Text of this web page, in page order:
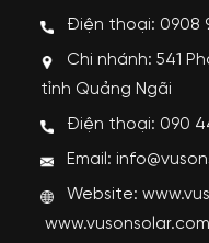
Điện thoại: 0908
Chi nhánh: 541
tỉnh Quảng Ngãi
Điện thoại: 090
Email:
Website:
www.vusonsolar.com